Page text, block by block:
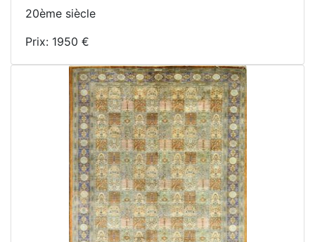
20ème siècle
Prix: 1950 €